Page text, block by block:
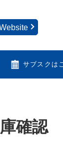
サブスクは
確認